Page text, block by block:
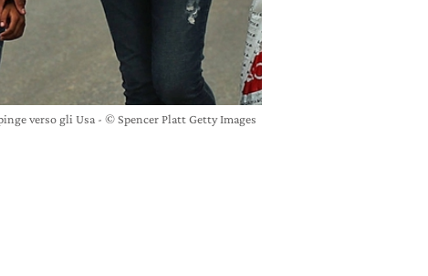
verso gli Usa - © Spencer Platt Getty Images